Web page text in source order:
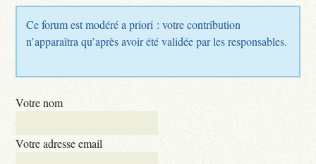
Ce forum est modéré a priori : votre contribution
n’apparaîtra qu’après avoir été validée par les responsables.
Votre nom
Votre adresse email